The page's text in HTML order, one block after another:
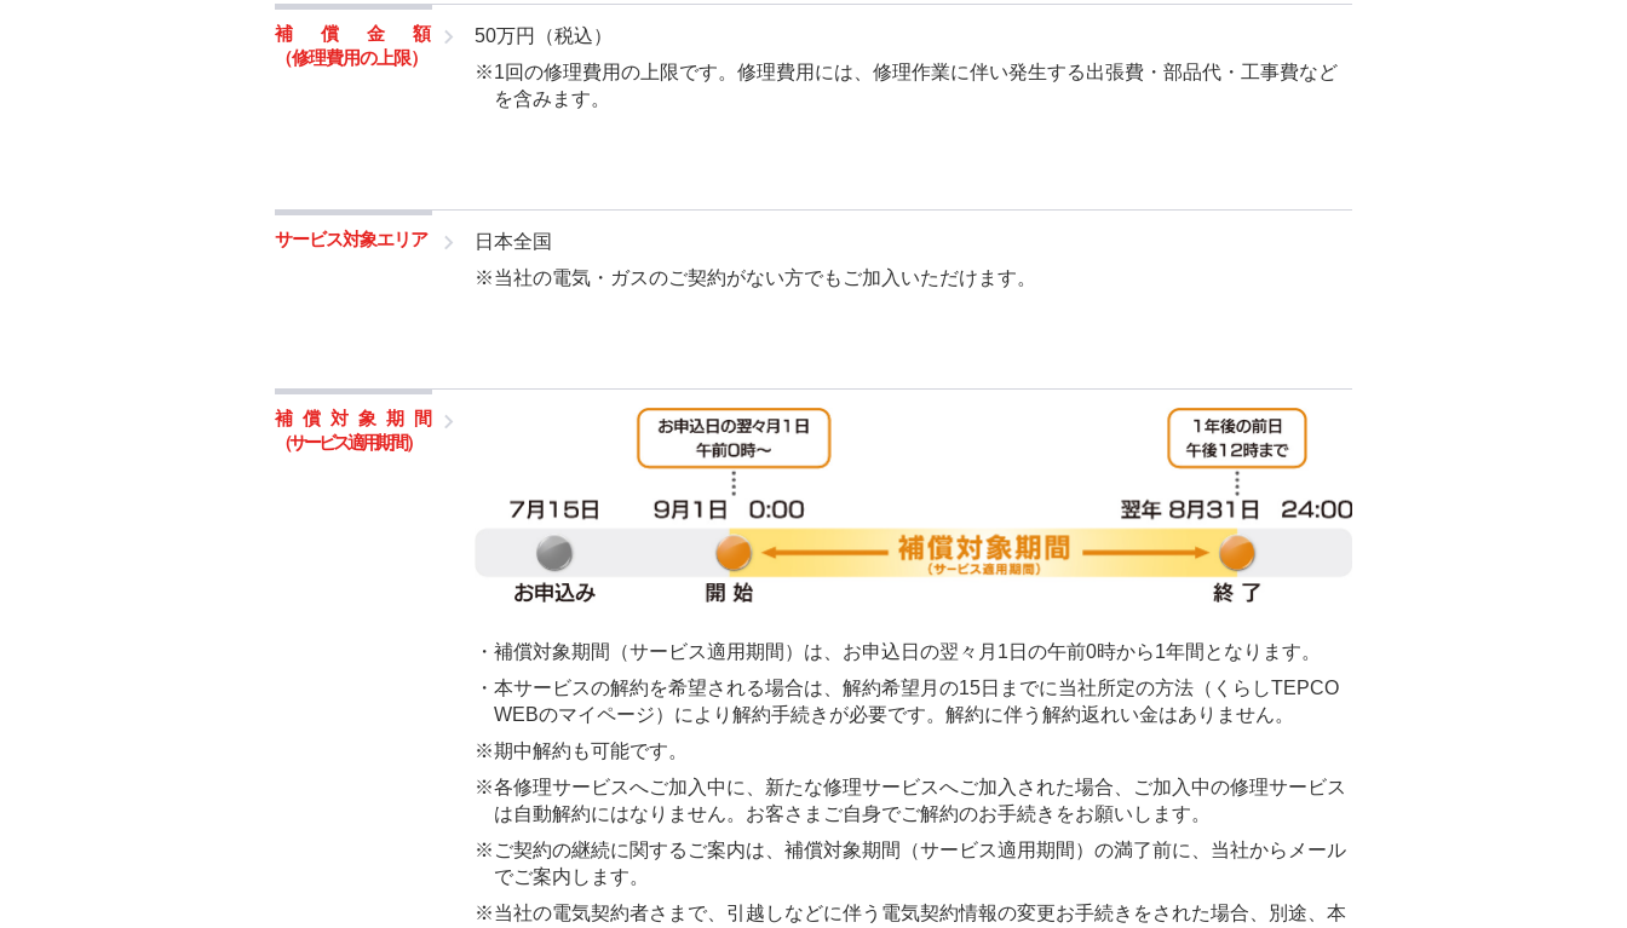
補償金額
（修理費用の上限）
50万円（税込）
※1回の修理費用の上限です。修理費用には、修理作業に伴い発生する出張費・部品代・工事費など
を含みます。
サービス対象エリア
日本全国
※当社の電気・ガスのご契約がない方でもご加入いただけます。
補償対象期間
（サービス適用期間）
・補償対象期間（サービス適用期間）は、お申込日の翌々月1日の午前0時から1年間となります。
・本サービスの解約を希望される場合は、解約希望月の15日までに当社所定の方法（くらしTEPCO
WEBのマイページ）により解約手続きが必要です。解約に伴う解約返れい金はありません。
※期中解約も可能です。
※各修理サービスへご加入中に、新たな修理サービスへご加入された場合、ご加入中の修理サービス
は自動解約にはなりません。お客さまご自身でご解約のお手続きをお願いします。
※ご契約の継続に関するご案内は、補償対象期間（サービス適用期間）の満了前に、当社からメール
でご案内します。
※当社の電気契約者さまで、引越しなどに伴う電気契約情報の変更お手続きをされた場合、別途、本